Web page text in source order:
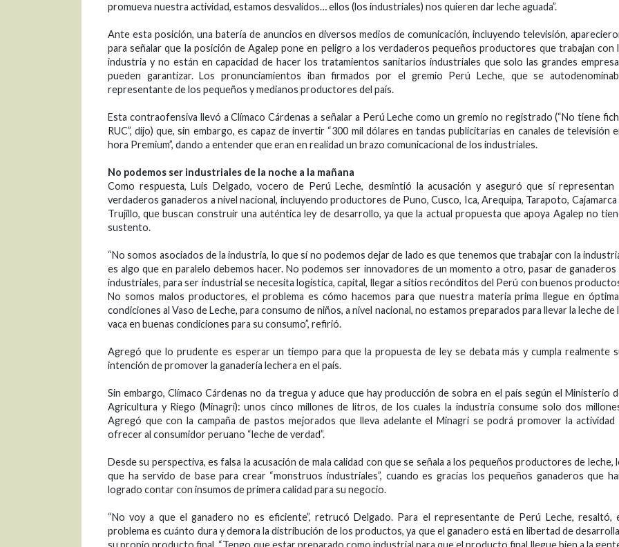
promueva nuestra actividad, estamos desvalidos… ellos (los industriales) nos quieren dar leche aguada”.
Ante esta posición, una batería de anuncios en diversos medios de comunicación, incluyendo televisión,
para señalar que la posición de Agalep pone en peligro a los verdaderos pequeños productores que trabajan con
industria y no están en capacidad de hacer los tratamientos sanitarios industriales que solo las grandes
pueden garantizar. Los pronunciamientos iban firmados por el gremio Perú Leche, que se
representante de los pequeños y medianos productores del país.
Esta contraofensiva llevó a Clímaco Cárdenas a señalar a Perú Leche como un gremio no registrado (“No tiene
RUC”, dijo) que, sin embargo, es capaz de invertir “300 mil dólares en tandas publicitarias en canales de televisión
hora Premium”, dando a entender que eran en realidad un brazo comunicacional de los industriales.
No podemos ser industriales de la noche a la mañana
Como respuesta, Luis Delgado, vocero de Perú Leche, desmintió la acusación y aseguró que sí representan
verdaderos ganaderos a nivel nacional, incluyendo productores de Puno, Cusco, Ica, Arequipa, Tarapoto, Cajamarca
Trujillo, que buscan construir una auténtica ley de desarrollo, ya que la actual propuesta que apoya Agalep no
sustento.
“No somos asociados de la industria, lo que sí no podemos dejar de lado es que tenemos que trabajar con la
es algo que en paralelo debemos hacer. No podemos ser innovadores de un momento a otro, pasar de ganaderos
industriales, para ser industrial se necesita logística, capital, llegar a sitios recónditos del Perú con buenos
No somos malos productores, el problema es cómo hacemos para que nuestra materia prima llegue en
condiciones al Vaso de Leche, para consumo de niños, a nivel nacional, no estamos preparados para llevar la leche de
vaca en buenas condiciones para su consumo”, refirió.
Agregó que lo prudente es esperar un tiempo para que la propuesta de ley se debata más y cumpla realmente
intención de promover la ganadería lechera en el país.
Sin embargo, Clímaco Cárdenas no da tregua y aduce que hay producción de sobra en el país según el Ministerio
Agricultura y Riego (Minagri): unos cinco millones de litros, de los cuales la industria consume solo dos
Agregó que con la campaña de pastos mejorados que lleva adelante el Minagri se podrá promover la actividad
ofrecer al consumidor peruano “leche de verdad”.
Desde su perspectiva, es falsa la acusación de mala calidad con que se señala a los pequeños productores de leche,
que ha servido de base para crear “monstruos industriales”, cuando es gracias los pequeños ganaderos que
logrado contar con insumos de primera calidad para su negocio.
“No voy a que el ganadero no es eficiente”, retrucó Delgado. Para el representante de Perú Leche, resaltó,
problema es cuánto dura y demora la distribución de los productos, ya que el ganadero está en libertad de